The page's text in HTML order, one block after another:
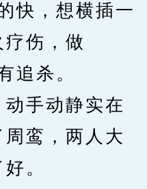
，想横插一
伤，做
追杀。
手动静实在
鸾，两人大
。